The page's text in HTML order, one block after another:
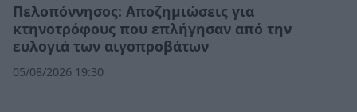
Πελοπόννησος: Αποζημιώσεις για
κτηνοτρόφους που επλήγησαν από την
ευλογιά των αιγοπροβάτων
05/08/2026 19:30